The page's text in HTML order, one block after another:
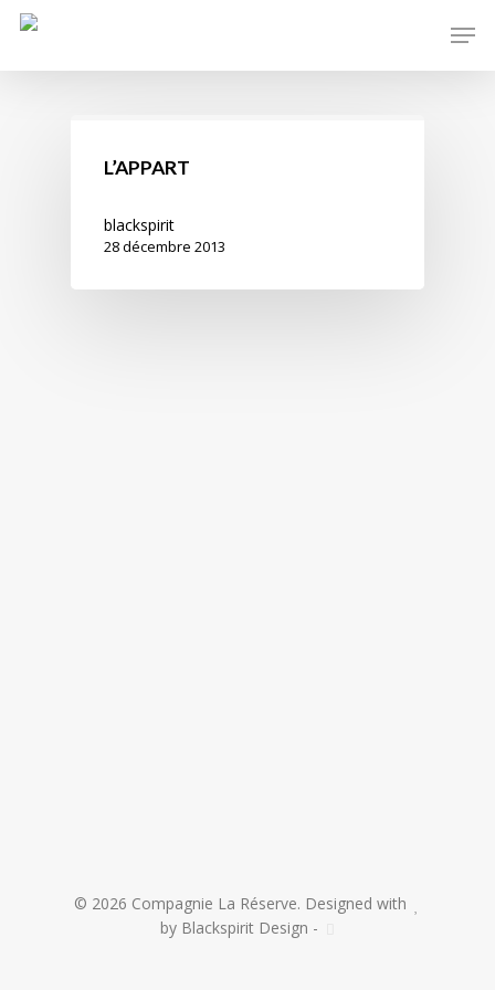
Skip
main
L’APPART
blackspirit
28 décembre 2013
© 2026 Compagnie La Réserve. Designed with
by Blackspirit Design -